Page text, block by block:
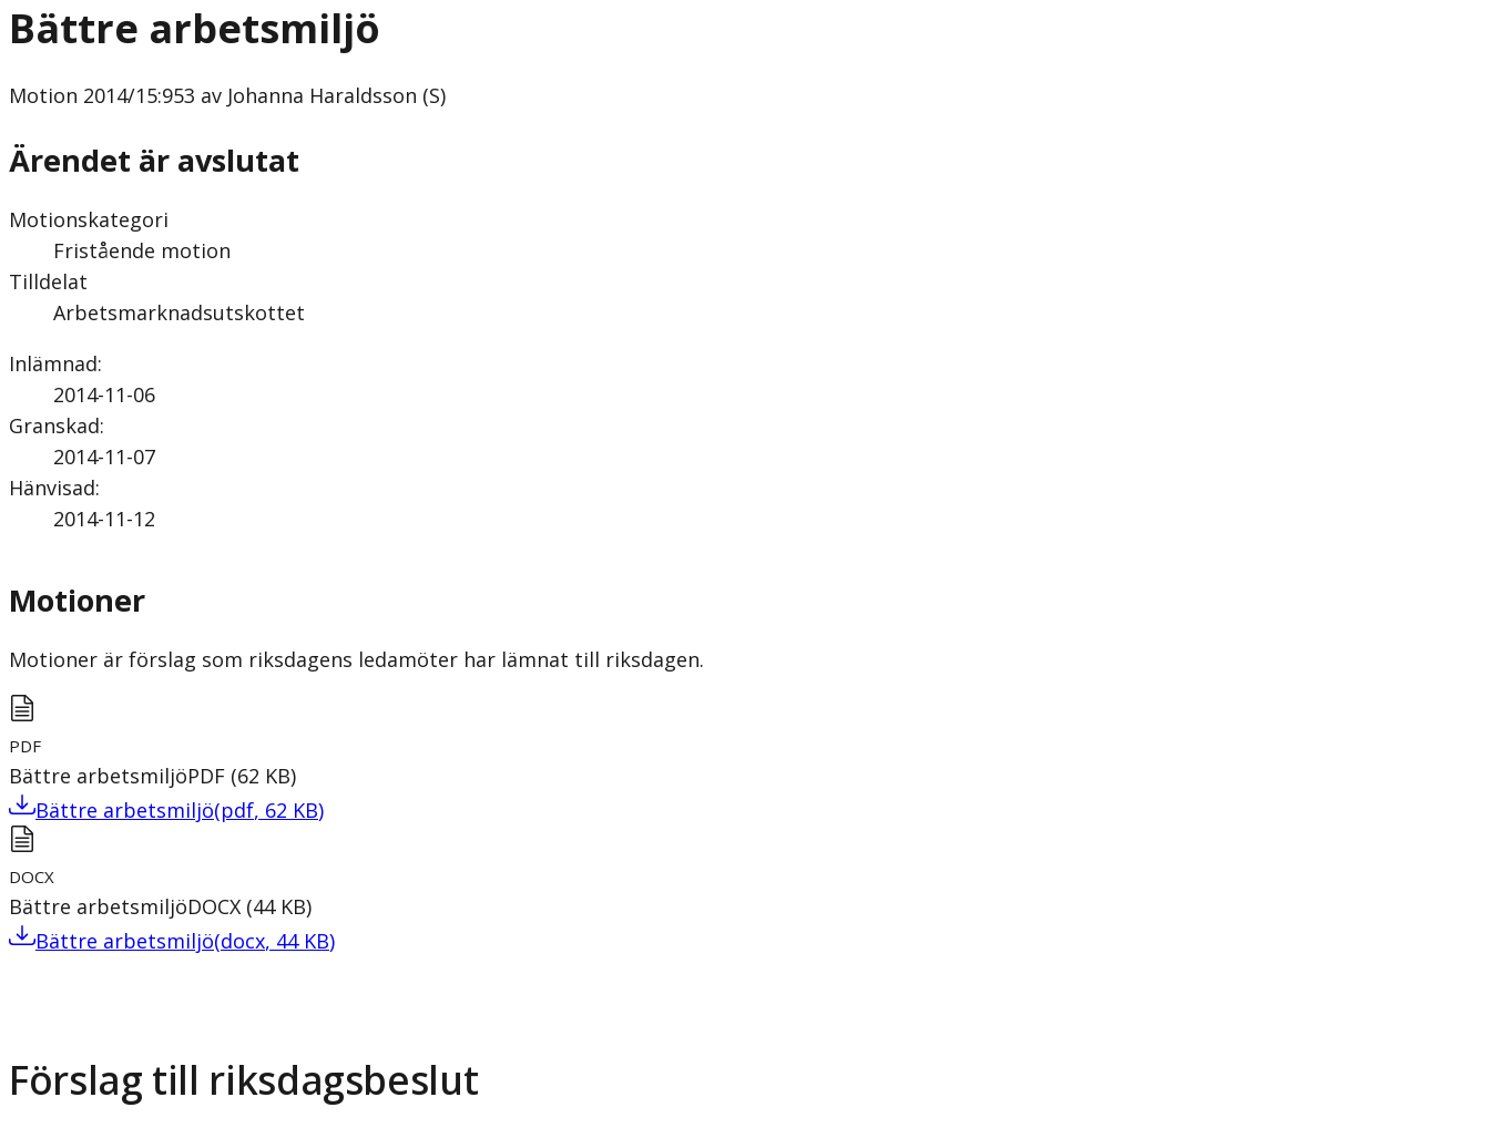
Bättre arbetsmiljö
Motion 2014/15:953 av Johanna Haraldsson (S)
Ärendet är avslutat
Motionskategori
Fristående motion
Tilldelat
Arbetsmarknadsutskottet
Inlämnad:
2014-11-06
Granskad:
2014-11-07
Hänvisad:
2014-11-12
Motioner
Motioner är förslag som riksdagens ledamöter har lämnat till riksdagen.
PDF
Bättre arbetsmiljöPDF (62 KB)
Bättre arbetsmiljö(pdf, 62 KB)
DOCX
Bättre arbetsmiljöDOCX (44 KB)
Bättre arbetsmiljö(docx, 44 KB)
Förslag till riksdagsbeslut